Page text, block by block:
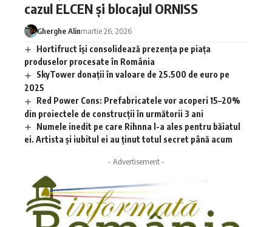
cazul ELCEN și blocajul ORNISS
Gherghe Alinmartie 26, 2026
Hortifruct își consolidează prezența pe piața
produselor procesate în România
SkyTower donații în valoare de 25.500 de euro pe
2025
Red Power Cons: Prefabricatele vor acoperi 15–20%
din proiectele de construcții în următorii 3 ani
Numele inedit pe care Rihnna l-a ales pentru băiatul
ei. Artista și iubitul ei au ținut totul secret până acum
- Advertisement -